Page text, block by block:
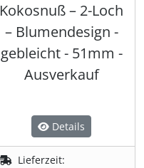
Kokosnuß – 2-Loch
– Blumendesign -
gebleicht - 51mm -
Ausverkauf
Details
Lieferzeit: